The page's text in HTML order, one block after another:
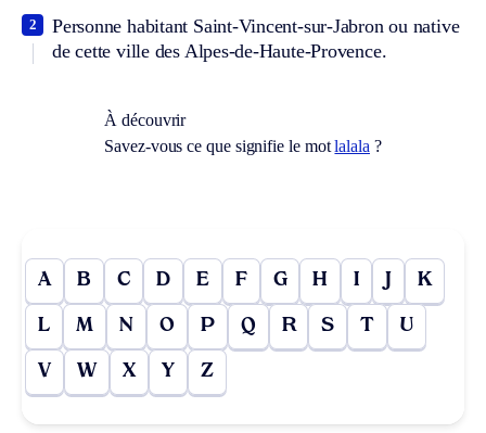
Personne habitant Saint-Vincent-sur-Jabron ou native
de cette ville des Alpes-de-Haute-Provence.
2
À découvrir
Savez-vous ce que signifie le motlalala ?
A B C D E F G H I J K
L M N O P Q R S T U
V W X Y Z